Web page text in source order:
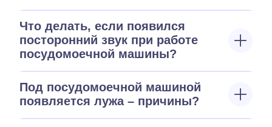
Что делать, если появился
посторонний звук при работе
посудомоечной машины?
Под посудомоечной машиной
появляется лужа – причины?